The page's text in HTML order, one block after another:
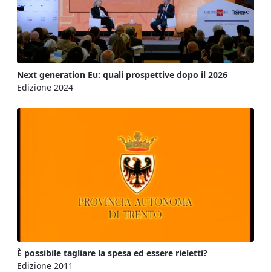
Next generation Eu: quali prospettive dopo il 2026
Edizione 2024
È possibile tagliare la spesa ed essere rieletti?
Edizione 2011